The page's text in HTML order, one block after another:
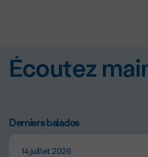
Écoutez
Derniers balados
14 juillet 2026
14 juillet 2026